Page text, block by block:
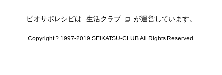
ビオサポレシピは 生活クラブ 別のウィンドウで開きます。
が運営しています。
Copyright ? 1997-2019 SEIKATSU-CLUB All Rights Reserved.